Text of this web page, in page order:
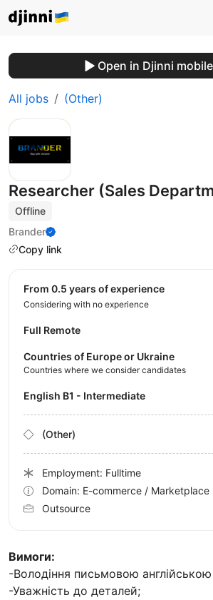
Open in Djinni
All jobs (Other)
Researcher (Sales
Offline
Brander
Copy link
Вимоги:
-Володіння письмовою
-Уважність до деталей;
from 0.5 years of experience
Considering with no experience
Full Remote
Countries of Europe or Ukraine
Countries where we consider candidates
English B1 - Intermediate
(Other)
Employment: Fulltime
Domain: E-commerce / Marketplace
Outsource